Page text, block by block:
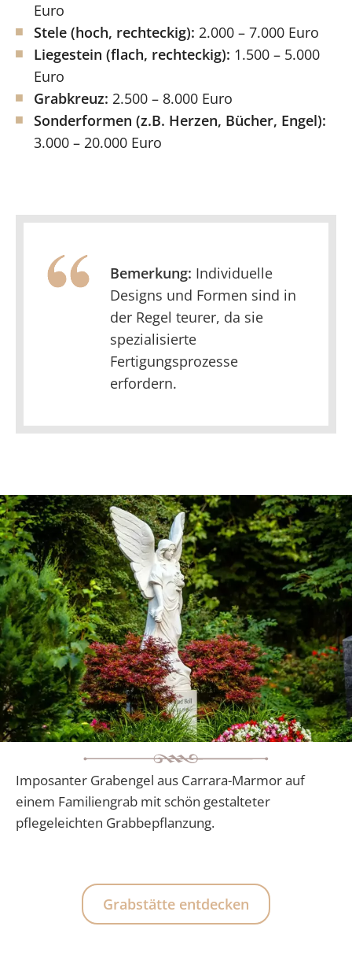
Euro
Stele (hoch, rechteckig): 2.000 – 7.000 Euro
Liegestein (flach, rechteckig): 1.500 – 5.000
Euro
Grabkreuz: 2.500 – 8.000 Euro
Sonderformen (z.B. Herzen, Bücher, Engel):
3.000 – 20.000 Euro
Bemerkung: Individuelle
Designs und Formen sind in
der Regel teurer, da sie
spezialisierte
Fertigungsprozesse
erfordern.
Imposanter Grabengel aus Carrara-Marmor auf
einem Familiengrab mit schön gestalteter
pflegeleichten Grabbepflanzung.
Grabstätte entdecken